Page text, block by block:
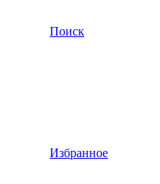
Поиск
Избранное